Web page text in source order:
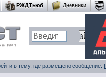
РЖДТьюб Дневники
в тему, где размещено сообщение: